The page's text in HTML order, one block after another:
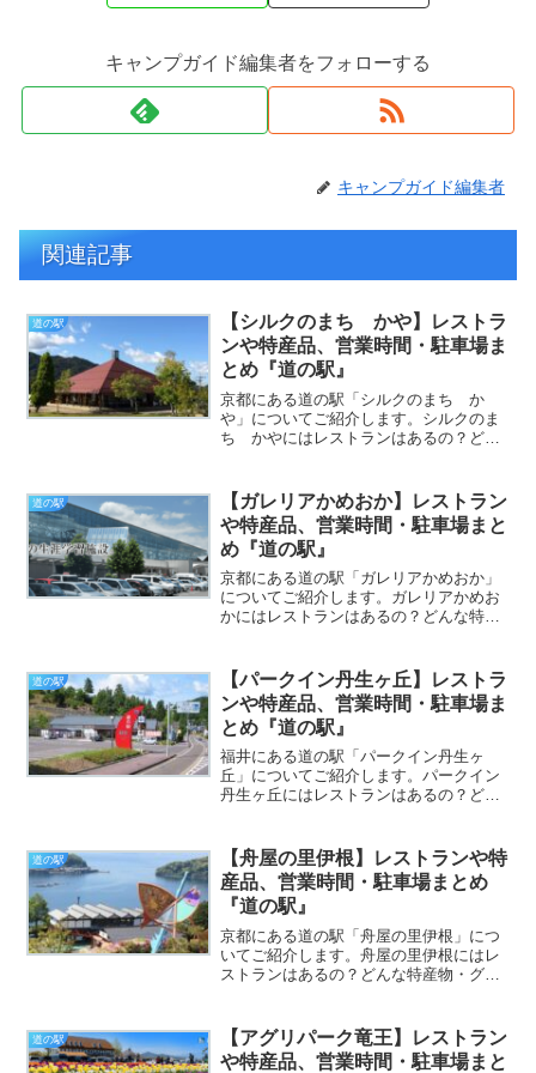
キャンプガイド編集者をフォローする
キャンプガイド編集者
関連記事
道の駅
【シルクのまち かや】レストラ
ンや特産品、営業時間・駐車場ま
とめ『道の駅』
京都にある道の駅「シルクのまち か
や」についてご紹介します。シルクのま
ち かやにはレストランはあるの？どん
考にしてください※施設によって営業時
間の変更や休業の可能性があ...
道の駅
【ガレリアかめおか】レストラン
や特産品、営業時間・駐車場まと
め『道の駅』
京都にある道の駅「ガレリアかめおか」
についてご紹介します。ガレリアかめお
かにはレストランはあるの？どんな特産
てください※施設によって営業時間の変
更や休業の可能性がありま...
道の駅
【パークイン丹生ヶ丘】レストラ
ンや特産品、営業時間・駐車場ま
とめ『道の駅』
福井にある道の駅「パークイン丹生ヶ
丘」についてご紹介します。パークイン
丹生ヶ丘にはレストランはあるの？どん
考にしてください※施設によって営業時
間の変更や休業の可能性があ...
道の駅
【舟屋の里伊根】レストランや特
産品、営業時間・駐車場まとめ
『道の駅』
京都にある道の駅「舟屋の里伊根」につ
いてご紹介します。舟屋の里伊根にはレ
ストランはあるの？どんな特産物・グル
い※施設によって営業時間の変更や休業
の可能性があります。おで...
道の駅
【アグリパーク竜王】レストラン
や特産品、営業時間・駐車場まと